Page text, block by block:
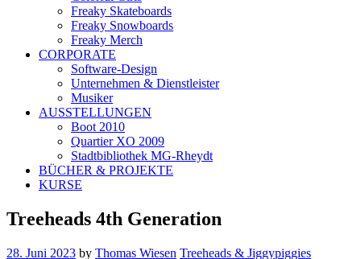
Freaky Skateboards
Freaky Snowboards
Freaky Merch
CORPORATE
Software-Design
Unternehmen & Dienstleister
Musiker
AUSSTELLUNGEN
Boot 2010
Quartier XO 2009
Stadtbibliothek MG-Rheydt
BÜCHER & PROJEKTE
KURSE
Treeheads 4th Generation
28. Juni 2023 by Thomas Wiesen Treeheads & Jiggypiggies